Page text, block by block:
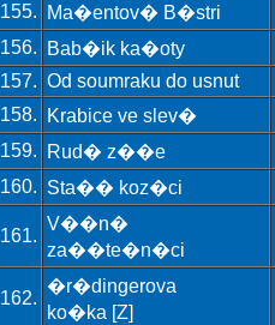
155.
Ma�entov� B�stri
156.
Bab�ik ka�oty
157. Od soumraku do usnut
158.
Krabice ve slev�
159.
Rud� z��e
160. Sta�� koz�ci
161.
V��n�
za��te�n�ci
162.
�r�dingerova
ko�ka [Z]